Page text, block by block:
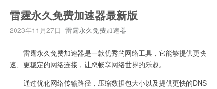
雷霆永久免费加速器最新版
2023年11月27日 雷霆永久免费加速器
雷霆永久免费加速器是一款优秀的网络工具，它能够提供更快
速、更稳定的网络连接，让您畅享网络世界的乐趣。
通过优化网络传输路径，压缩数据包大小以及提供更快的DNS